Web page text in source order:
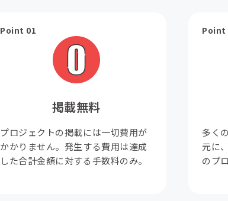
Point 01
掲載無料
プロジェクトの掲載には一切費用が
かかりません。発生する費用は達成
した合計金額に対する手数料のみ。
Point
多く
元に
のプ